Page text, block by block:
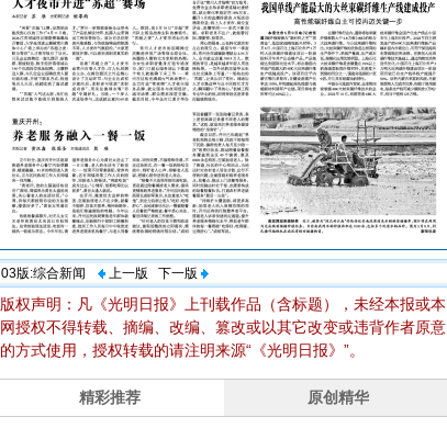
03版:综合新闻 上一版 下一版
版权声明：凡《光明日报》上刊载作品（含标题），未经本报或本
网授权不得转载、摘编、改编、篡改或以其它改变或违背作者原意
的方式使用，授权转载的请注明来源“《光明日报》”。